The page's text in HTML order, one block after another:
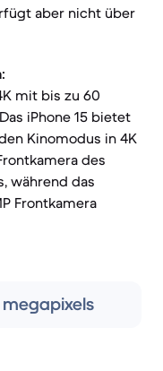
aber nicht über
mit bis zu 60
iPhone 15 bietet
Kinomodus in 4K
des
während das
Frontkamera
megapixels